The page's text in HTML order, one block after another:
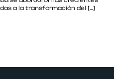
a la transformación del […]